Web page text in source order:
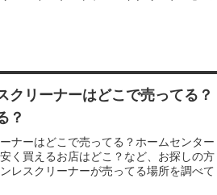
クリーナーはどこで売ってる？
？
ナーはどこで売ってる？ホームセンター
く買えるお店はどこ？など、お探しの方
レスクリーナーが売ってる場所を調べて